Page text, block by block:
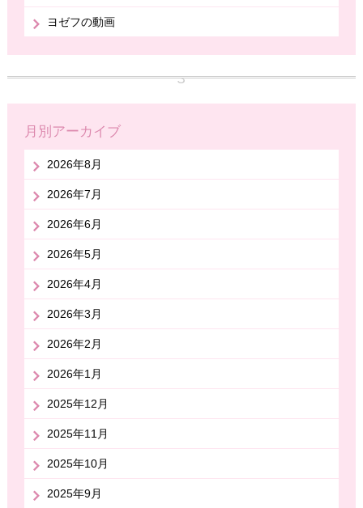
ヨゼフの動画
月別アーカイブ
2026年8月
2026年7月
2026年6月
2026年5月
2026年4月
2026年3月
2026年2月
2026年1月
2025年12月
2025年11月
2025年10月
2025年9月